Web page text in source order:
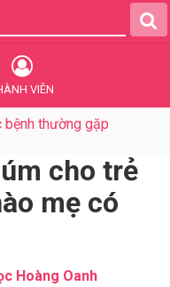
VIÊN
bệnh thường gặp
cho trẻ
mẹ có
Hoàng Oanh